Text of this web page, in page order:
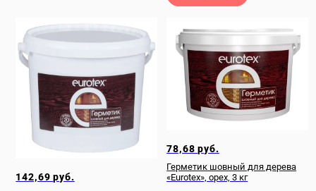
142,69руб.
78,68руб.
Герметик шовный для дерева
«Eurotex», орех, 3 кг